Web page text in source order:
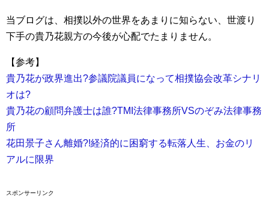
当ブログは、相撲以外の世界をあまりに知らない、世渡り
下手の貴乃花親方の今後が心配でたまりません。
【参考】
貴乃花が政界進出?参議院議員になって相撲協会改革シナリ
オは?
貴乃花の顧問弁護士は誰?TMI法律事務所VSのぞみ法律事務
所
花田景子さん離婚?!経済的に困窮する転落人生、お金のリ
アルに限界
スポンサーリンク